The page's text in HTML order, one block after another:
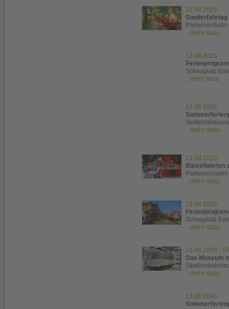
12.08.2026
...mehr dazu
12.08.2026
Schauplatz
...mehr dazu
12.08.2026
...mehr dazu
13.08.2026
Rätselfahrten
...mehr dazu
13.08.2026
Schauplatz
...mehr dazu
13.08.2026 -
Das Museum
...mehr dazu
13.08.2026